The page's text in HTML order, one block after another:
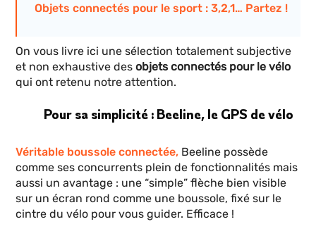
Objets connectés pour le sport : 3,2,1… Partez !
On vous livre ici une sélection totalement subjective
et non exhaustive desobjets connectés pour le vélo
qui ont retenu notre attention.
Pour sa simplicité : Beeline, le GPS de vélo
Véritable boussole connectée, Beeline possède
comme ses concurrents plein de fonctionnalités mais
aussi un avantage : une “simple” flèche bien visible
sur un écran rond comme une boussole, fixé sur le
cintre du vélo pour vous guider. Efficace !